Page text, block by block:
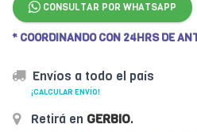
CONSULTAR POR WHATSAPP
* COORDINANDO CON 24HRS DE
Envíos a todo el país
¡CALCULAR ENVÍO!
Retirá en GERBIO.